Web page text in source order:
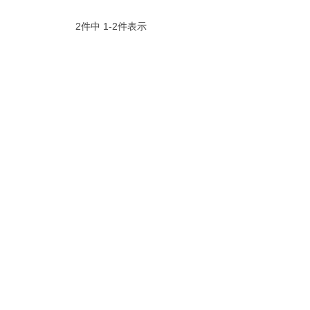
2件中 1-2件表示